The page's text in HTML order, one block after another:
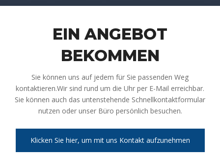
EIN ANGEBOT
BEKOMMEN
Sie können uns auf jedem für Sie passenden Weg
kontaktieren.Wir sind rund um die Uhr per E-Mail erreichbar.
Sie können auch das untenstehende Schnellkontaktformular
nutzen oder unser Büro persönlich besuchen.
Klicken Sie hier, um mit uns Kontakt aufzunehmen